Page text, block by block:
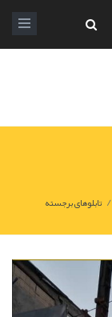
/تابلوهای برجسته